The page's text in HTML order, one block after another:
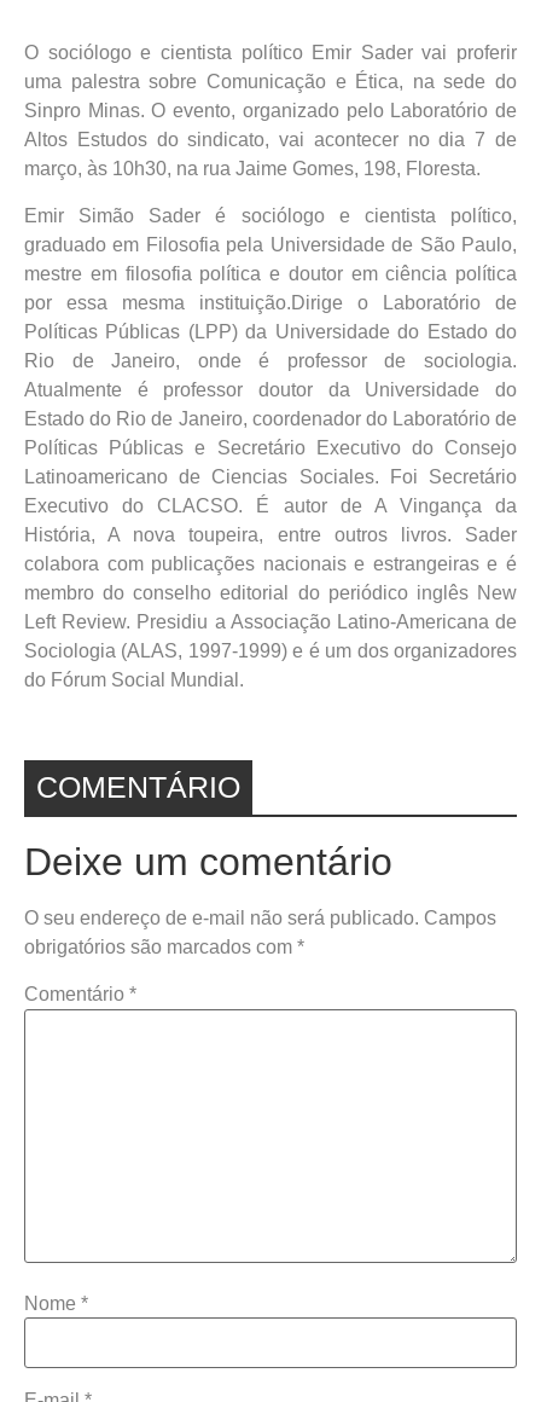
O sociólogo e cientista político Emir Sader vai proferir
uma palestra sobre Comunicação e Ética, na sede do
Sinpro Minas. O evento, organizado pelo Laboratório de
Altos Estudos do sindicato, vai acontecer no dia 7 de
março, às 10h30, na rua Jaime Gomes, 198, Floresta.
Emir Simão Sader é sociólogo e cientista político,
graduado em Filosofia pela Universidade de São Paulo,
mestre em filosofia política e doutor em ciência política
por essa mesma instituição.Dirige o Laboratório de
Políticas Públicas (LPP) da Universidade do Estado do
Rio de Janeiro, onde é professor de sociologia.
Atualmente é professor doutor da Universidade do
Estado do Rio de Janeiro, coordenador do Laboratório de
Políticas Públicas e Secretário Executivo do Consejo
Latinoamericano de Ciencias Sociales. Foi Secretário
Executivo do CLACSO. É autor de A Vingança da
História, A nova toupeira, entre outros livros. Sader
colabora com publicações nacionais e estrangeiras e é
membro do conselho editorial do periódico inglês New
Left Review. Presidiu a Associação Latino-Americana de
Sociologia (ALAS, 1997-1999) e é um dos organizadores
do Fórum Social Mundial.
COMENTÁRIO
Deixe um comentário
O seu endereço de e-mail não será publicado. Campos
obrigatórios são marcados com *
Comentário *
Nome *